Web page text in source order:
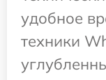
удобное
техники